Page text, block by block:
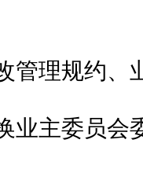
管理规约
业主委员会